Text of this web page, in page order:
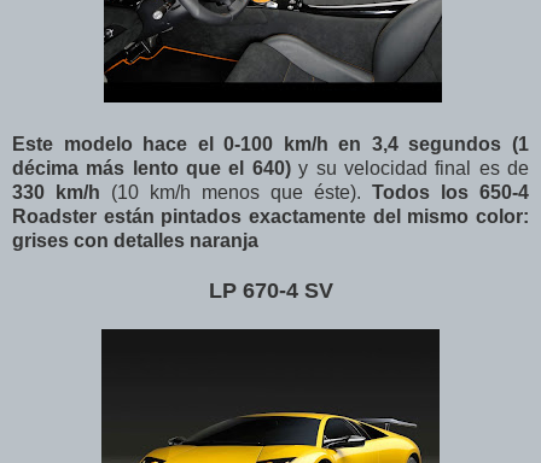
Este modelo hace el 0-100 km/h en 3,4 segundos (1
décima más lento que el 640)y su velocidad final es de
330 km/h (10 km/h menos que éste). Todos los 650-4
Roadster están pintados exactamente del mismo color:
grises con detalles naranja
LP 670-4 SV